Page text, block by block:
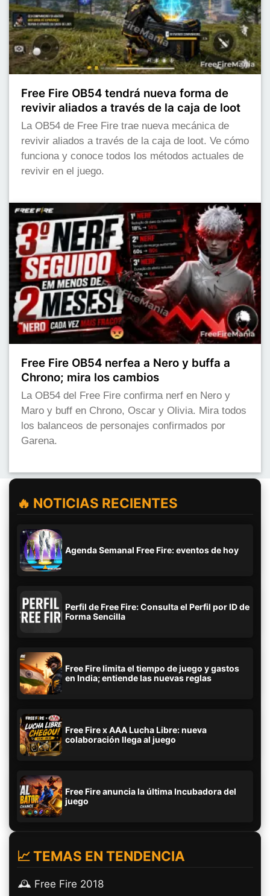
Free Fire OB54 tendrá nueva forma de
revivir aliados a través de la caja de loot
La OB54 de Free Fire trae nueva mecánica de
revivir aliados a través de la caja de loot. Ve cómo
funciona y conoce todos los métodos actuales de
revivir en el juego.
Free Fire OB54 nerfea a Nero y buffa a
Chrono; mira los cambios
La OB54 del Free Fire confirma nerf en Nero y
Maro y buff en Chrono, Oscar y Olivia. Mira todos
los balanceos de personajes confirmados por
Garena.
🔥 NOTICIAS RECIENTES
Agenda Semanal Free Fire: eventos de hoy
Perfil de Free Fire: Consulta el Perfil por ID de
Forma Sencilla
Free Fire limita el tiempo de juego y gastos
en India; entiende las nuevas reglas
Free Fire x AAA Lucha Libre: nueva
colaboración llega al juego
Free Fire anuncia la última Incubadora del
juego
📈 TEMAS EN TENDENCIA
🕰️ Free Fire 2018